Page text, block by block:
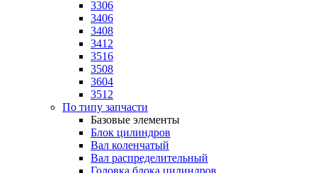
3306
3406
3408
3412
3516
3508
3604
3512
По типу запчасти
Базовые элементы
Блок цилиндров
Вал коленчатый
Вал распределительный
Головка блока цилиндров